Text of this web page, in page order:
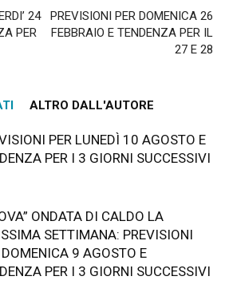
24
PER
PREVISIONI PER DOMENICA 26
FEBBRAIO E TENDENZA PER IL
27 E 28
ALTRO DALL'AUTORE
PER LUNEDÌ 10 AGOSTO E
PER I 3 GIORNI SUCCESSIVI
ONDATA DI CALDO LA
SETTIMANA: PREVISIONI
DOMENICA 9 AGOSTO E
PER I 3 GIORNI SUCCESSIVI